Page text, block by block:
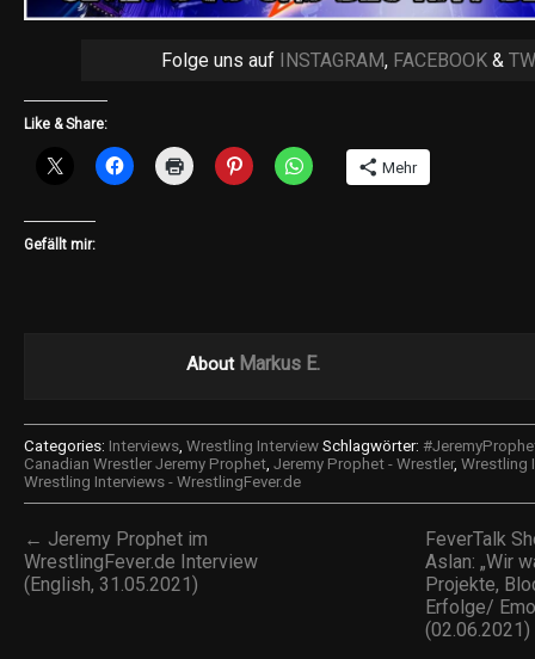
Folge uns auf INSTAGRAM, FACEBOOK&
Like & Share:
Mehr
Gefällt mir:
About Markus E.
Categories: Interviews Wrestling Interview Schlagwörter:
Canadian Wrestler Jeremy Prophet Jeremy Prophet - Wrestler, Wrestling
Wrestling Interviews - WrestlingFever.de
← Jeremy Prophet im
WrestlingFever.de Interview
(English, 31.05.2021)
FeverTalk
Aslan: „Wir
Projekte,
Erfolge/